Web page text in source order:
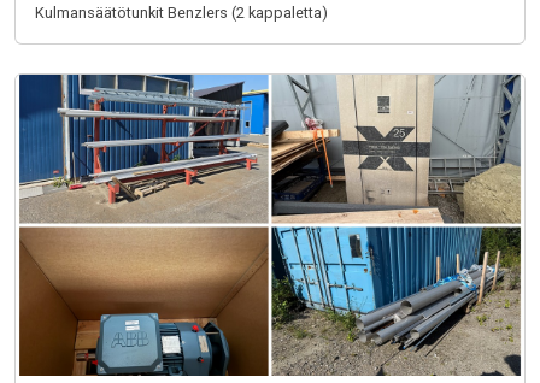
Kulmansäätötunkit Benzlers (2 kappaletta)